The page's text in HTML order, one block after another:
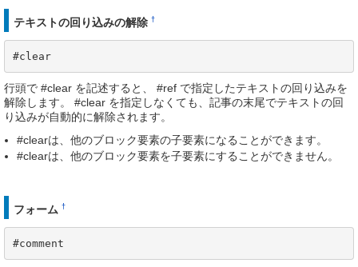
テキストの回り込みの解除 †
#clear
行頭で #clear を記述すると、 #ref で指定したテキストの回り込みを
解除します。 #clear を指定しなくても、記事の末尾でテキストの回
り込みが自動的に解除されます。
#clearは、他のブロック要素の子要素になることができます。
#clearは、他のブロック要素を子要素にすることができません。
フォーム †
#comment